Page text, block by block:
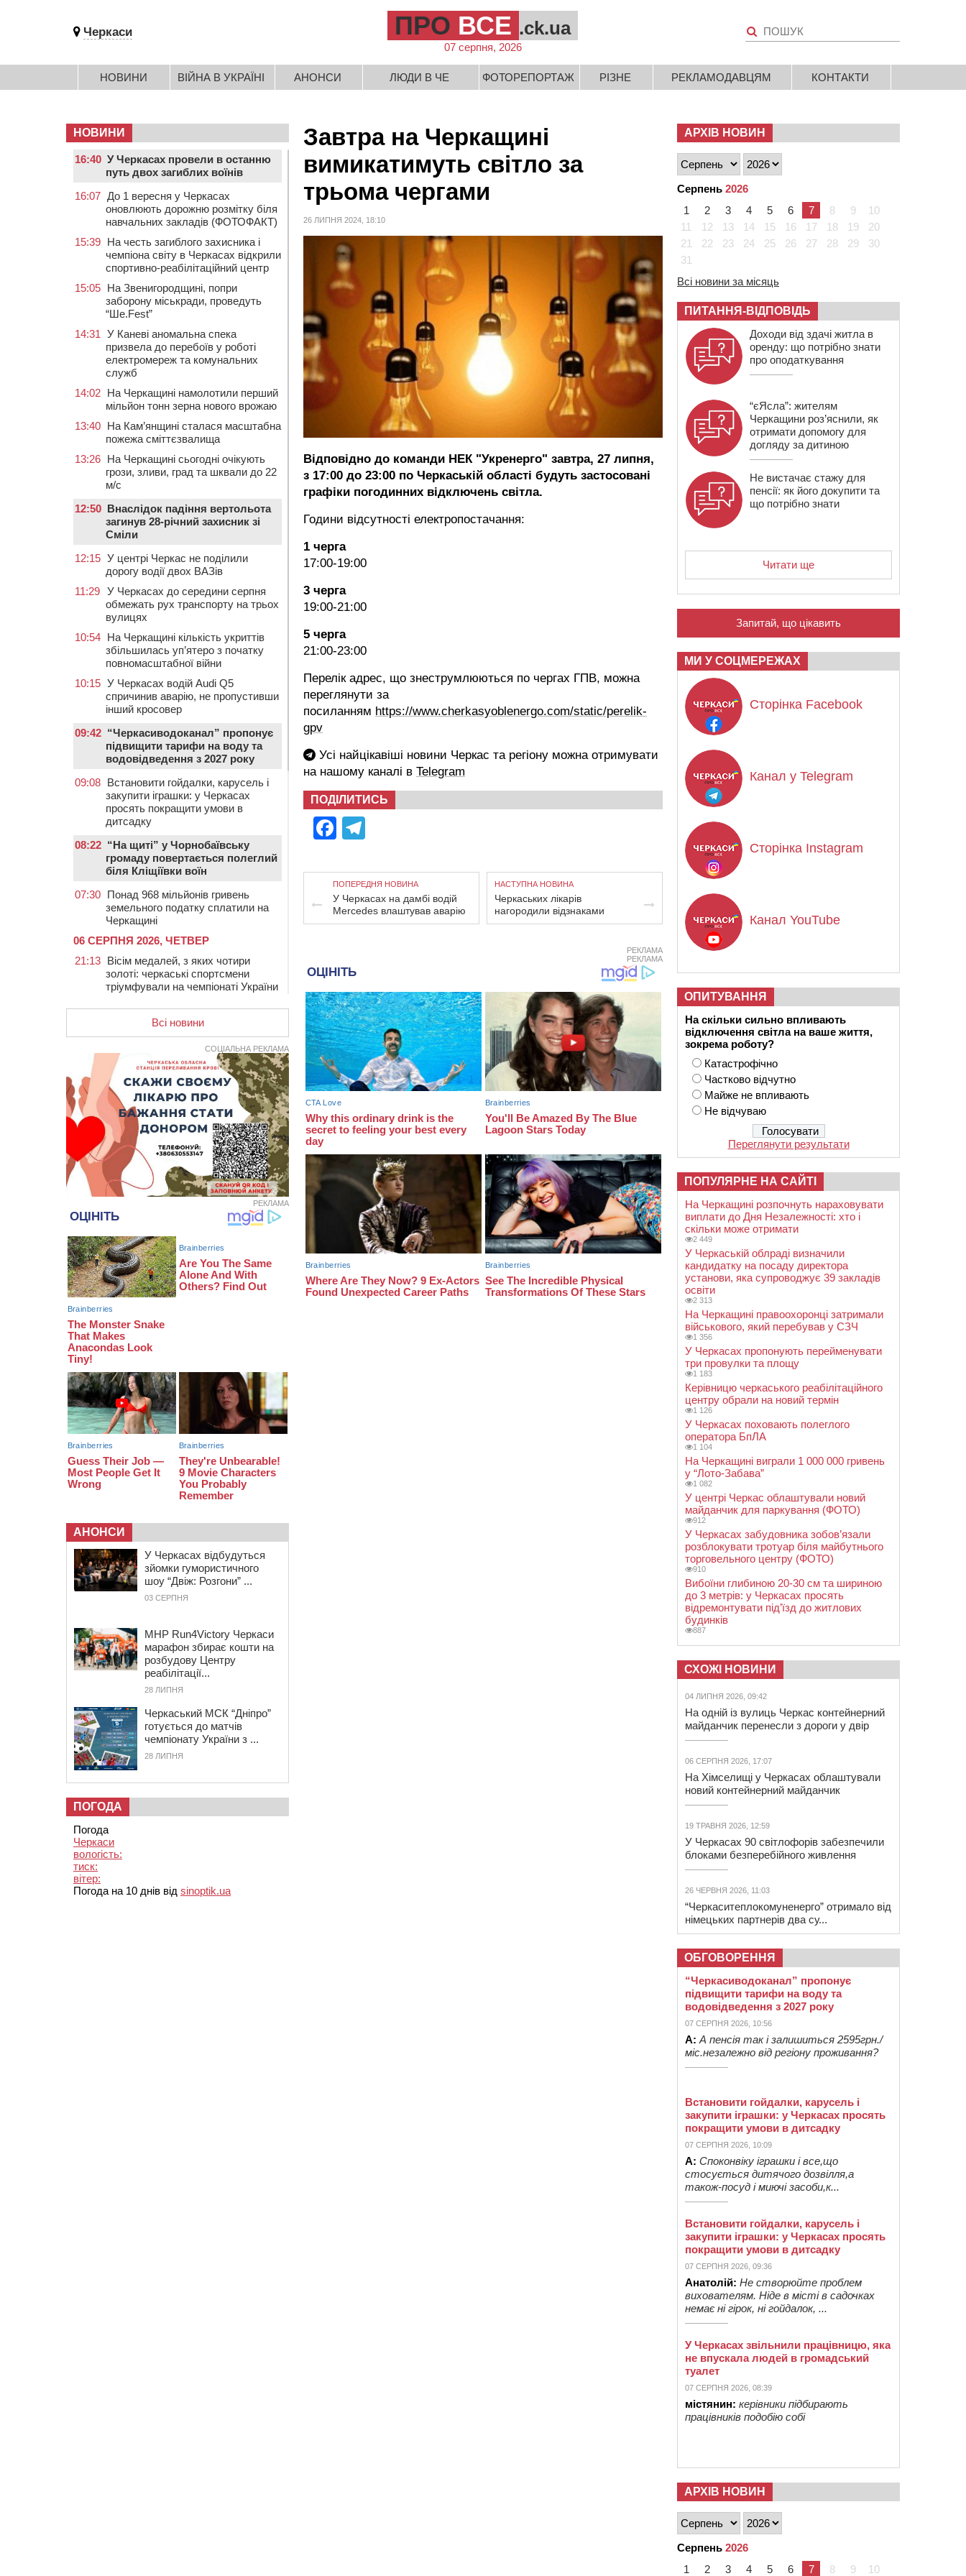
Черкаси ПРО ВСЕ .ck.ua
07 серпня, 2026
НОВИНИ ВІЙНА В УКРАЇНІ АНОНСИ ЛЮДИ В ЧЕ ФОТОРЕПОРТАЖ РІЗНЕ РЕКЛАМОДАВЦЯМ КОНТАКТИ
Завтра на Черкащині
вимикатимуть світло за
трьома чергами
26 ЛИПНЯ 2024, 18:10
Відповідно до команди НЕК "Укренерго" завтра, 27 липня,
з 17:00 до 23:00 по Черкаській області будуть застосовані
графіки погодинних відключень світла.
Години відсутності електропостачання:
1 черга
17:00-19:00
3 черга
19:00-21:00
5 черга
21:00-23:00
Перелік адрес, що знеструмлюються по чергах ГПВ, можна
переглянути за
посиланням https://www.cherkasyoblenergo.com/static/perelik-
gpv
Усі найцікавіші новини Черкас та регіону можна отримувати
на нашому каналі в Telegram
ПОДІЛИТИСЬ
Facebook
ПОПЕРЕДНЯ НОВИНА
У Черкасах на дамбі водій
Mercedes влаштував аварію
НАСТУПНА НОВИНА
Черкаських лікарів
нагородили відзнаками
РЕКЛАМА
РЕКЛАМА
НОВИНИ
16:40 У Черкасах провели в останню
путь двох загиблих воїнів
16:07 До 1 вересня у Черкасах
оновлюють дорожню розмітку біля
навчальних закладів (ФОТОФАКТ)
15:39 На честь загиблого захисника і
чемпіона світу в Черкасах відкрили
спортивно-реабілітаційний центр
15:05 На Звенигородщині, попри
заборону міськради, проведуть
“Ше.Fest”
14:31 У Каневі аномальна спека
призвела до перебоїв у роботі
електромереж та комунальних
служб
14:02 На Черкащині намолотили перший
мільйон тонн зерна нового врожаю
13:40 На Кам’янщині сталася масштабна
пожежа сміттєзвалища
13:26 На Черкащині сьогодні очікують
грози, зливи, град та шквали до 22
м/с
12:50 Внаслідок падіння вертольота
загинув 28-річний захисник зі
Сміли
12:15 У центрі Черкас не поділили
дорогу водії двох ВАЗів
11:29 У Черкасах до середини серпня
обмежать рух транспорту на трьох
вулицях
10:54 На Черкащині кількість укриттів
збільшилась уп’ятеро з початку
повномасштабної війни
10:15 У Черкасах водій Audi Q5
спричинив аварію, не пропустивши
інший кросовер
09:42 “Черкасиводоканал” пропонує
підвищити тарифи на воду та
водовідведення з 2027 року
09:08 Встановити гойдалки, карусель і
закупити іграшки: у Черкасах
просять покращити умови в
дитсадку
08:22 “На щиті” у Чорнобаївську
громаду повертається полеглий
біля Кліщіївки воїн
07:30 Понад 968 мільйонів гривень
земельного податку сплатили на
Черкащині
06 СЕРПНЯ 2026, ЧЕТВЕР
21:13 Вісім медалей, з яких чотири
золоті: черкаські спортсмени
тріумфували на чемпіонаті України
20:31 На Черкащині спека
протримається ще день
20:00 Педагогів Черкас запрошують на
зустріч із переможцем Global
Teacher Prize Ukraine 2023
19:24
У Черкасах водійка протаранила
Duster, коли здавала назад
18:50
На Черкащині з початку року
зросла кількість постраждалих від
укусів тварин
18:15
Черкаська тренувальна квартира
стала прикладом для громад з
усієї України
17:40 ЧНУ увійшов до 50
найпопулярніших вишів України
серед вступників
17:07 На Хімселищі у Черкасах
облаштували новий контейнерний
майданчик
Всі новини
СОЦІАЛЬНА РЕКЛАМА
РЕКЛАМА
АНОНСИ
У Черкасах відбудуться
зйомки гумористичного
шоу “Двіж: Розгони” ...
03 СЕРПНЯ
MHP Run4Victory Черкаси
марафон збирає кошти на
розбудову Центру
реабілітації...
28 ЛИПНЯ
Черкаський МСК “Дніпро”
готується до матчів
чемпіонату України з ...
28 ЛИПНЯ
ПОГОДА
Погода
Черкаси
вологість:
тиск:
вітер:
Погода на 10 днів від sinoptik.ua
АРХІВ НОВИН
Серпень 2026
1
2 3 4 5 6 7 8 9
10
11
12 13 14 15 16 17 18 19
20
21
22 23 24 25 26 27 28 29
30
31
Всі новини за місяць
ПИТАННЯ-ВІДПОВІДЬ
Доходи від здачі житла в
оренду: що потрібно знати
про оподаткування
“єЯсла”: жителям
Черкащини роз’яснили, як
отримати допомогу для
догляду за дитиною
Не вистачає стажу для
пенсії: як його докупити та
що потрібно знати
Читати ще
Запитай, що цікавить
МИ У СОЦМЕРЕЖАХ
Сторінка Facebook
Канал у Telegram
Сторінка Instagram
Канал YouTube
ОПИТУВАННЯ
На скільки сильно впливають
відключення світла на ваше життя,
зокрема роботу?
Катастрофічно
Частково відчутно
Майже не впливають
Не відчуваю
Переглянути результати
ПОПУЛЯРНЕ НА САЙТІ
На Черкащині розпочнуть нараховувати
виплати до Дня Незалежності: хто і
скільки може отримати
2 449
У Черкаській облраді визначили
кандидатку на посаду директора
установи, яка супроводжує 39 закладів
освіти
2 313
На Черкащині правоохоронці затримали
військового, який перебував у СЗЧ
1 356
У Черкасах пропонують перейменувати
три провулки та площу
1 183
Керівницю черкаського реабілітаційного
центру обрали на новий термін
1 126
У Черкасах поховають полеглого
оператора БпЛА
1 104
На Черкащині виграли 1 000 000 гривень
у “Лото-Забава”
1 082
У центрі Черкас облаштували новий
майданчик для паркування (ФОТО)
912
У Черкасах забудовника зобов’язали
розблокувати тротуар біля майбутнього
торговельного центру (ФОТО)
910
Вибоїни глибиною 20-30 см та шириною
до 3 метрів: у Черкасах просять
відремонтувати під’їзд до житлових
будинків
887
СХОЖІ НОВИНИ
04 ЛИПНЯ 2026, 09:42
На одній із вулиць Черкас контейнерний
майданчик перенесли з дороги у двір
06 СЕРПНЯ 2026, 17:07
На Хімселищі у Черкасах облаштували
новий контейнерний майданчик
19 ТРАВНЯ 2026, 12:59
У Черкасах 90 світлофорів забезпечили
блоками безперебійного живлення
26 ЧЕРВНЯ 2026, 11:03
“Черкаситеплокомуненерго” отримало від
німецьких партнерів два су...
ОБГОВОРЕННЯ
“Черкасиводоканал” пропонує
підвищити тарифи на воду та
водовідведення з 2027 року
07 СЕРПНЯ 2026, 10:56
А: А пенсія так і залишиться 2595грн./
міс.незалежно від регіону проживання?
Встановити гойдалки, карусель і
закупити іграшки: у Черкасах просять
покращити умови в дитсадку
07 СЕРПНЯ 2026, 10:09
А: Споконвіку іграшки і все,що
стосується дитячого дозвілля,а
також-посуд і миючі засоби,к...
Встановити гойдалки, карусель і
закупити іграшки: у Черкасах просять
покращити умови в дитсадку
07 СЕРПНЯ 2026, 09:36
Анатолій: Не створюйте проблем
вихователям. Ніде в місті в садочках
немає ні гірок, ні гойдалок, ...
У Черкасах звільнили працівницю, яка
не впускала людей в громадський
туалет
07 СЕРПНЯ 2026, 08:39
містянин: керівники підбирають
працівників подобію собі
АРХІВ НОВИН
Серпень 2026
1
2 3 4 5 6 7 8 9 10